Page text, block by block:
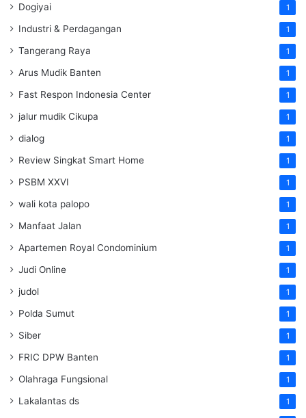
Dogiyai 1
Industri & Perdagangan 1
Tangerang Raya 1
Arus Mudik Banten 1
Fast Respon Indonesia Center 1
jalur mudik Cikupa 1
dialog 1
Review Singkat Smart Home 1
PSBM XXVI 1
wali kota palopo 1
Manfaat Jalan 1
Apartemen Royal Condominium 1
Judi Online 1
judol 1
Polda Sumut 1
Siber 1
FRIC DPW Banten 1
Olahraga Fungsional 1
Lakalantas ds 1